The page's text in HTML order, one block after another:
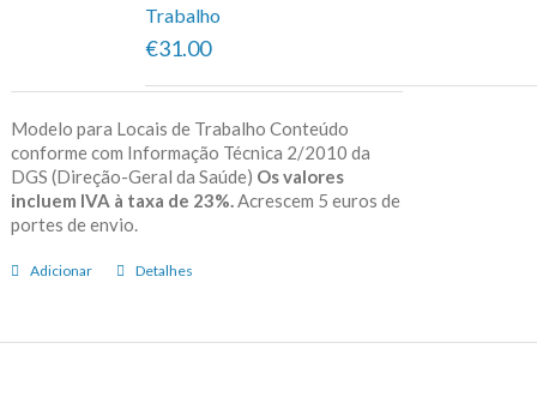
Trabalho
€31.00
Modelo para Locais de Trabalho Conteúdo
conforme com Informação Técnica 2/2010 da
DGS (Direção-Geral da Saúde) Os valores
incluem IVA à taxa de 23%. Acrescem 5 euros de
portes de envio.
Adicionar Detalhes